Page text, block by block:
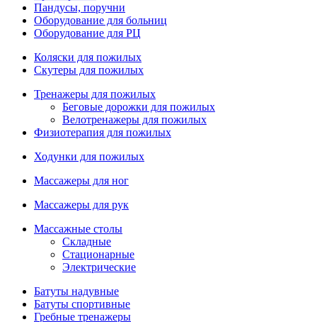
Пандусы, поручни
Оборудование для больниц
Оборудование для РЦ
Коляски для пожилых
Скутеры для пожилых
Тренажеры для пожилых
Беговые дорожки для пожилых
Велотренажеры для пожилых
Физиотерапия для пожилых
Ходунки для пожилых
Массажеры для ног
Массажеры для рук
Массажные столы
Складные
Стационарные
Электрические
Батуты надувные
Батуты спортивные
Гребные тренажеры